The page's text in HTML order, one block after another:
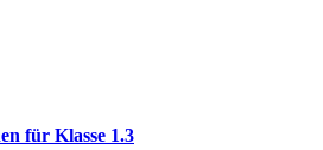
für Klasse 1.3